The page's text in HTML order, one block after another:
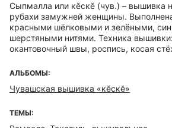
Сыпмалла или кӗскӗ (чув.) – вышивка
рубахи замужней женщины.
красными шёлковыми и зелёными,
шерстяными нитями. Техника
окантовочный швы, роспись, косая
АЛЬБОМЫ:
Чувашская вышивка «кӗскӗ»
ТЕМЫ: